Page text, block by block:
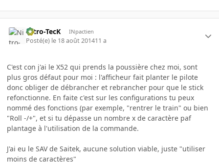
Nitro-TecK INpactien
Posté(e) le 18 août 201411 a
C'est con j'ai le X52 qui prends la poussière chez moi, sont
plus gros défaut pour moi : l'afficheur fait planter le pilote
donc obliger de débrancher et rebrancher pour que le stick
refonctionne. En faite c'est sur les configurations tu peux
nommé des fonctions (par exemple, "rentrer le train" ou bien
"Roll -/+", et si tu dépasse un nombre x de caractère paf
plantage à l'utilisation de la commande.
J'ai eu le SAV de Saitek, aucune solution viable, juste "utiliser
moins de caractères"